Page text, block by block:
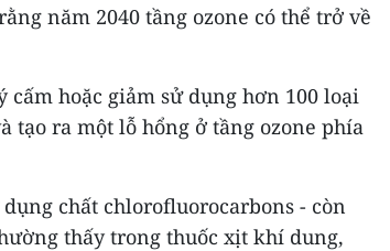
năm 2040 tầng ozone có thể trở về
cấm hoặc giảm sử dụng hơn 100 loại
tạo ra một lỗ hổng ở tầng ozone phía
chất chlorofluorocarbons - còn
thấy trong thuốc xịt khí dung,